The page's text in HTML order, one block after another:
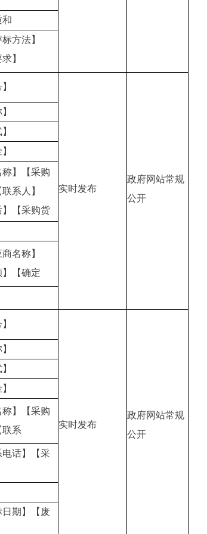
和
方法】
】
实时发布
政府网站常规
公开
称】【采购
系人】
】【采购货
名称】
】【确定
实时发布
政府网站常规
公开
称】【采购
联系
电话】【采
日期】【废